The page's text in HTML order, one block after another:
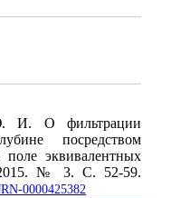
И. О фильтрации
посредством
поле эквивалентных
№ 3. С. 52-59.
0000425382